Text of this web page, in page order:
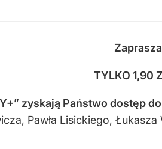
TYLKO 1,90
zyskają Państwo dostęp do
Pawła Lisickiego,